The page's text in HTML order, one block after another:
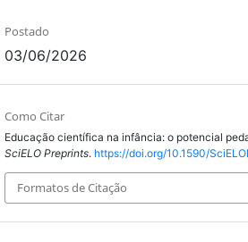
Postado
03/06/2026
Como Citar
Educação científica na infância: o potencial
SciELO Preprints. https://doi.org/10.1590/
Formatos de Citação